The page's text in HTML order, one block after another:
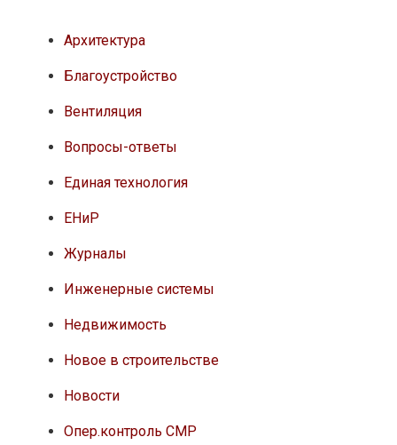
Архитектура
Благоустройство
Вентиляция
Вопросы-ответы
Единая технология
ЕНиР
Журналы
Инженерные системы
Недвижимость
Новое в строительстве
Новости
Опер.контроль СМР